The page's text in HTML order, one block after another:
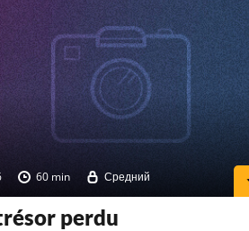
60 min Средний
perdu